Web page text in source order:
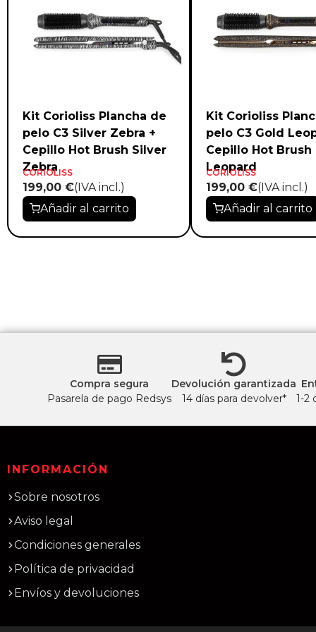
Kit Corioliss Plancha de
pelo C3 Silver Zebra +
Cepillo Hot Brush Silver
Zebra
CORIOLISS
199,00 €(IVA incl.)
Añadir al carrito
Kit Corioliss
pelo C3 Gold
Cepillo Hot Brush
Leopard
CORIOLISS
199,00 €(IVA incl.)
Añadir al carrito
Compra segura
Pasarela de pago Redsys
Devolución garantizada
14 días para devolver*
1-2
INFORMACIÓN
Sobre nosotros
Aviso legal
Condiciones generales
Política de privacidad
Envíos y devoluciones